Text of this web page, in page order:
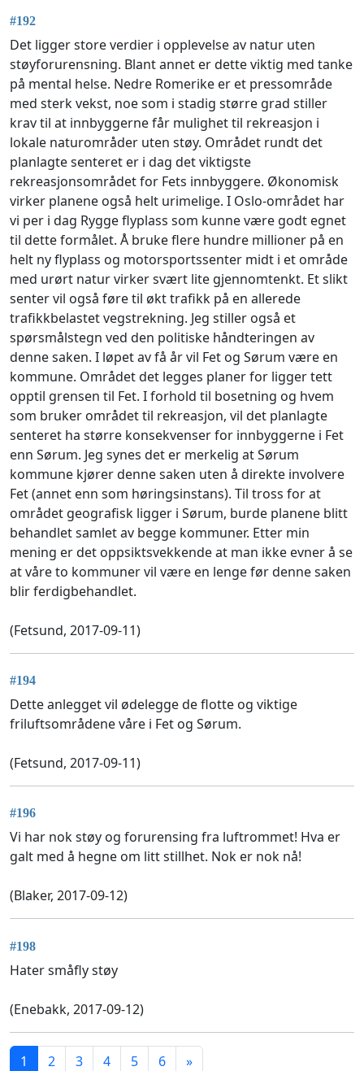
#192
Det ligger store verdier i opplevelse av natur uten
støyforurensning. Blant annet er dette viktig med tanke
på mental helse. Nedre Romerike er et pressområde
med sterk vekst, noe som i stadig større grad stiller
krav til at innbyggerne får mulighet til rekreasjon i
lokale naturområder uten støy. Området rundt det
planlagte senteret er i dag det viktigste
rekreasjonsområdet for Fets innbyggere. Økonomisk
virker planene også helt urimelige. I Oslo-området har
vi per i dag Rygge flyplass som kunne være godt egnet
til dette formålet. Å bruke flere hundre millioner på en
helt ny flyplass og motorsportssenter midt i et område
med urørt natur virker svært lite gjennomtenkt. Et slikt
senter vil også føre til økt trafikk på en allerede
trafikkbelastet vegstrekning. Jeg stiller også et
spørsmålstegn ved den politiske håndteringen av
denne saken. I løpet av få år vil Fet og Sørum være en
kommune. Området det legges planer for ligger tett
opptil grensen til Fet. I forhold til bosetning og hvem
som bruker området til rekreasjon, vil det planlagte
senteret ha større konsekvenser for innbyggerne i Fet
enn Sørum. Jeg synes det er merkelig at Sørum
kommune kjører denne saken uten å direkte involvere
Fet (annet enn som høringsinstans). Til tross for at
området geografisk ligger i Sørum, burde planene blitt
behandlet samlet av begge kommuner. Etter min
mening er det oppsiktsvekkende at man ikke evner å se
at våre to kommuner vil være en lenge før denne saken
blir ferdigbehandlet.
(Fetsund, 2017-09-11)
#194
Dette anlegget vil ødelegge de flotte og viktige
friluftsområdene våre i Fet og Sørum.
(Fetsund, 2017-09-11)
#196
Vi har nok støy og forurensing fra luftrommet! Hva er
galt med å hegne om litt stillhet. Nok er nok nå!
(Blaker, 2017-09-12)
#198
Hater småfly støy
(Enebakk, 2017-09-12)
1 2 3 4 5 6 »